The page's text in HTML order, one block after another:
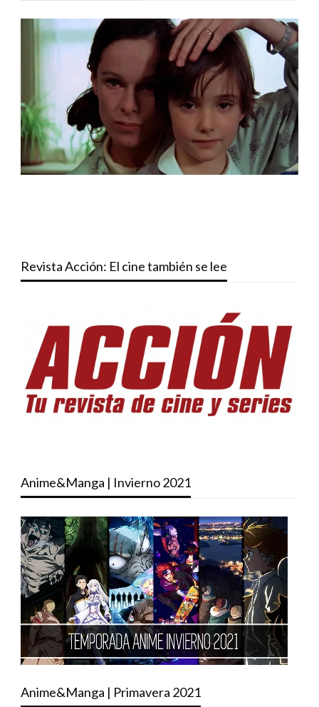
Revista Acción: El cine también se lee
Anime&Manga | Invierno 2021
Anime&Manga | Primavera 2021